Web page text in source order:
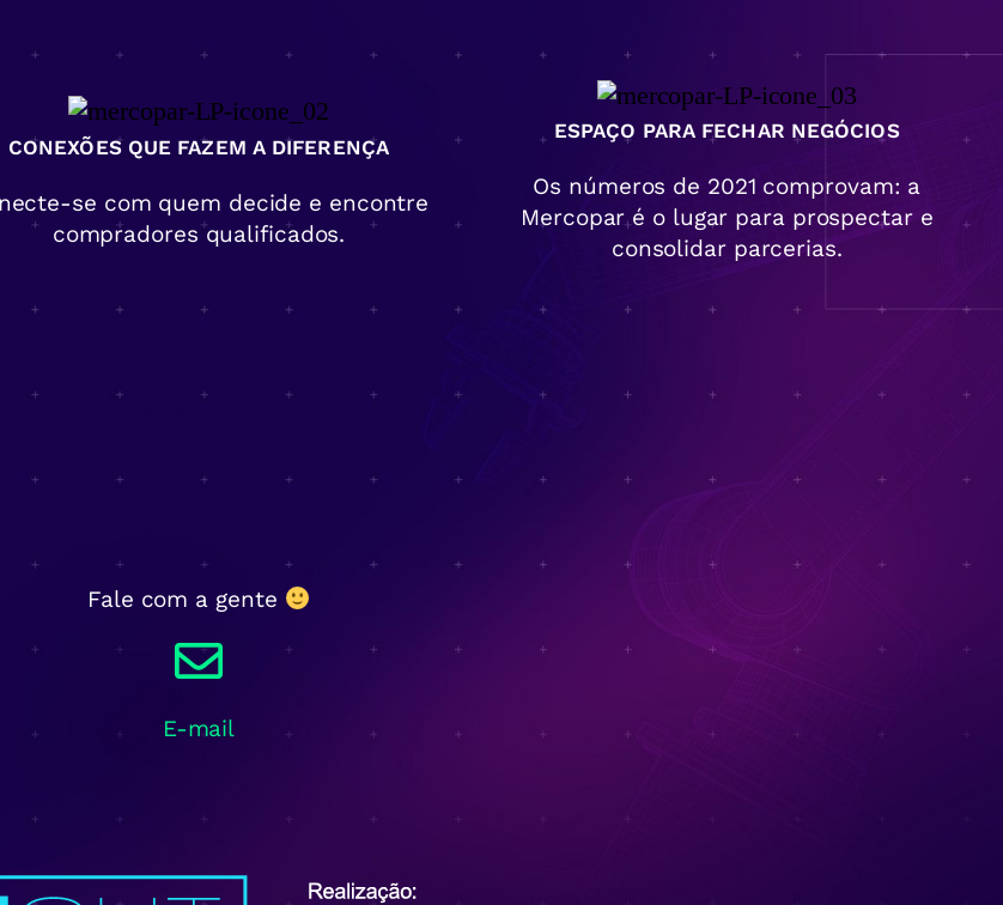
CONEXÕES QUE FAZEM A DIFERENÇA
se com quem decide e encontre
compradores qualificados.
ESPAÇO PARA FECHAR NEGÓCIOS
Os números de 2021 comprovam: a
Mercopar é o lugar para prospectar e
consolidar parcerias.
Fale com a gente
E-mail